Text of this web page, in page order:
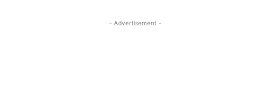
- Advertisement -